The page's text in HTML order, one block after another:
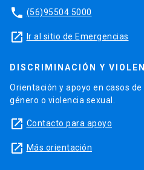
phone (56)95504 5000
launch Ir al sitio de Emergencias
DISCRIMINACIÓN Y
Orientación y apoyo en casos
género o violencia sexual.
launch Contacto para apoyo
launch Más orientación